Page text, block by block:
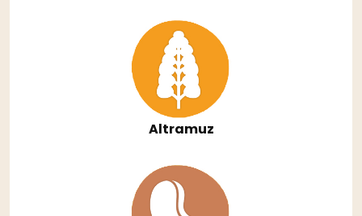
Altramuz